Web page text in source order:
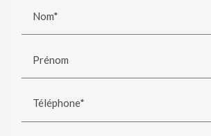
Nom*
Prénom
Téléphone*